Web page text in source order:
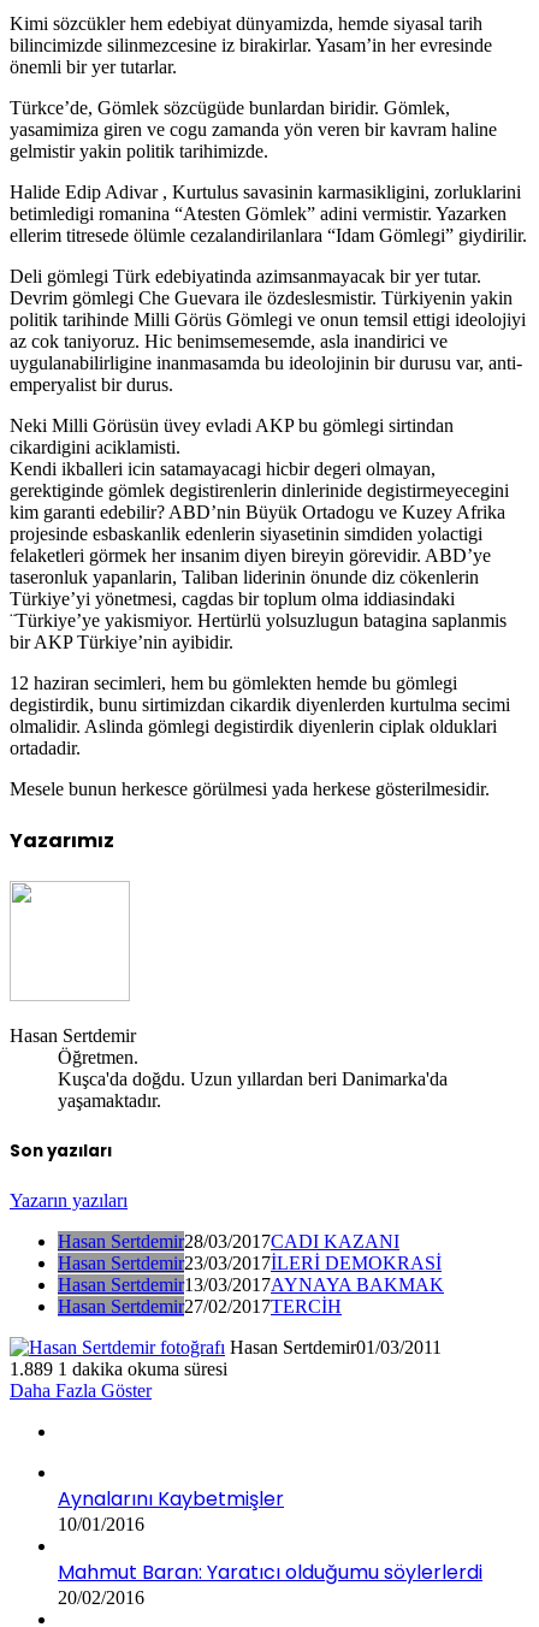
Kimi sözcükler hem edebiyat dünyamizda, hemde siyasal tarih
bilincimizde silinmezcesine iz birakirlar. Yasam’in her evresinde
önemli bir yer tutarlar.
Türkce’de, Gömlek sözcügüde bunlardan biridir. Gömlek,
yasamimiza giren ve cogu zamanda yön veren bir kavram haline
gelmistir yakin politik tarihimizde.
Halide Edip Adivar , Kurtulus savasinin karmasikligini, zorluklarini
betimledigi romanina “Atesten Gömlek” adini vermistir. Yazarken
ellerim titresede ölümle cezalandirilanlara “Idam Gömlegi” giydirilir.
Deli gömlegi Türk edebiyatinda azimsanmayacak bir yer tutar.
Devrim gömlegi Che Guevara ile özdeslesmistir. Türkiyenin yakin
politik tarihinde Milli Görüs Gömlegi ve onun temsil ettigi ideolojiyi
az cok taniyoruz. Hic benimsemesemde, asla inandirici ve
uygulanabilirligine inanmasamda bu ideolojinin bir durusu var, anti-
emperyalist bir durus.
Neki Milli Görüsün üvey evladi AKP bu gömlegi sirtindan
cikardigini aciklamisti.
Kendi ikballeri icin satamayacagi hicbir degeri olmayan,
gerektiginde gömlek degistirenlerin dinlerinide degistirmeyecegini
kim garanti edebilir? ABD’nin Büyük Ortadogu ve Kuzey Afrika
projesinde esbaskanlik edenlerin siyasetinin simdiden yolactigi
felaketleri görmek her insanim diyen bireyin görevidir. ABD’ye
taseronluk yapanlarin, Taliban liderinin önunde diz cökenlerin
Türkiye’yi yönetmesi, cagdas bir toplum olma iddiasindaki
¨Türkiye’ye yakismiyor. Hertürlü yolsuzlugun batagina saplanmis
bir AKP Türkiye’nin ayibidir.
12 haziran secimleri, hem bu gömlekten hemde bu gömlegi
degistirdik, bunu sirtimizdan cikardik diyenlerden kurtulma secimi
olmalidir. Aslinda gömlegi degistirdik diyenlerin ciplak olduklari
ortadadir.
Mesele bunun herkesce görülmesi yada herkese gösterilmesidir.
Yazarımız
Hasan Sertdemir
Öğretmen.
Kuşca'da doğdu. Uzun yıllardan beri Danimarka'da
yaşamaktadır.
Son yazıları
Yazarın yazıları
Hasan Sertdemir28/03/2017CADI KAZANI
Hasan Sertdemir23/03/2017İLERİ DEMOKRASİ
Hasan Sertdemir13/03/2017AYNAYA BAKMAK
Hasan Sertdemir27/02/2017TERCİH
Hasan Sertdemir01/03/2011
1.889 1 dakika okuma süresi
Daha Fazla Göster
Aynalarını Kaybetmişler
10/01/2016
Mahmut Baran: Yaratıcı olduğumu söylerlerdi
20/02/2016